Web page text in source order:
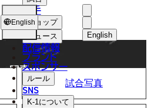
English
選手
ショップ
ニュース
配信情報
ブランド
スポンサー
ルール
SNS
K-1について
English
PHOTO
写真
試合写真